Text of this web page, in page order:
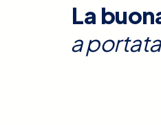
La
a